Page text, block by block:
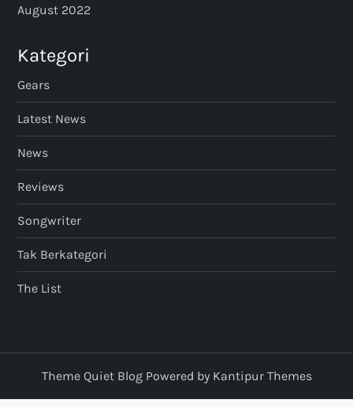
August 2022
Kategori
Gears
Latest News
News
Reviews
Songwriter
Tak Berkategori
The List
Theme Quiet Blog Powered by Kantipur Themes